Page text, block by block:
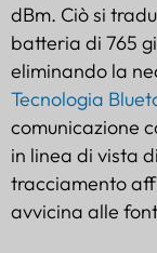
dBm. Ciò si
batteria di 765
eliminando la
Tecnologia
comunicazione
in linea di vista
tracciamento
avvicina alle